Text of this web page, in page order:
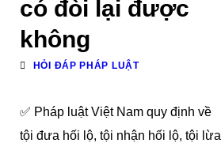
có đòi lại được
không
HỎI ĐÁP PHÁP LUẬT
✅ Pháp luật Việt Nam quy định về
tội đưa hối lộ, tội nhận hối lộ, tội lừa